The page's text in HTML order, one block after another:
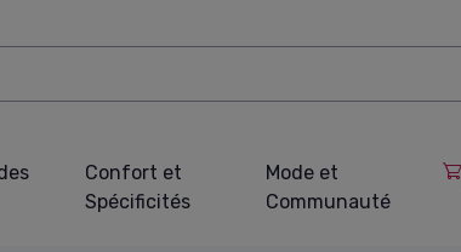
Confort et
Spécificités
Mode et
Communauté